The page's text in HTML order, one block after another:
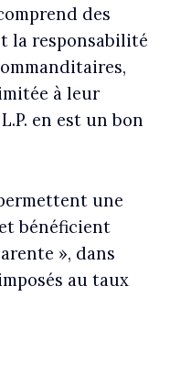
des
la responsabilité
à leur
en est un bon
une
bénéficient
», dans
au taux